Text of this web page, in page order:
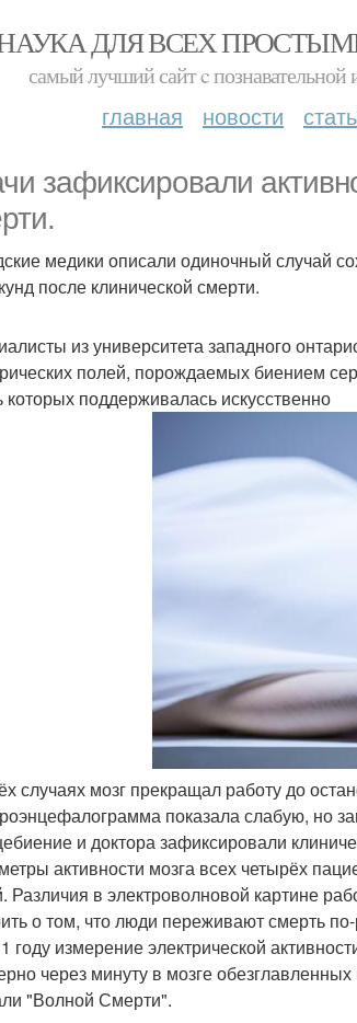
ДЛЯ ВСЕХ
самый лучший сайт c
главная новости
зафиксировали
медики описали одиночный случай
после клинической смерти.
из университета западного
полей, порождаемых биением
которых поддерживалась искусственно
случаях мозг прекращал работу до
показала слабую, но
и доктора зафиксировали
активности мозга всех четырёх
Различия в электроволновой картине
о том, что люди переживают смерть
году измерение электрической
через минуту в мозге
"Волной Смерти".